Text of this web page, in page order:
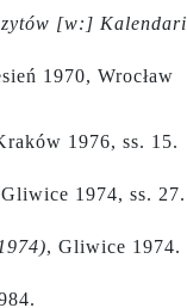
[w:]
1970, Wrocław
1976, ss. 15.
1974, ss. 27.
, Gliwice 1974.